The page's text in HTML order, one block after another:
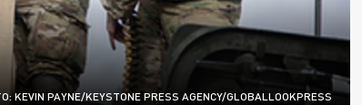
KEVIN PAYNE/KEYSTONE PRESS AGENCY/GLOBALLOOKPRESS